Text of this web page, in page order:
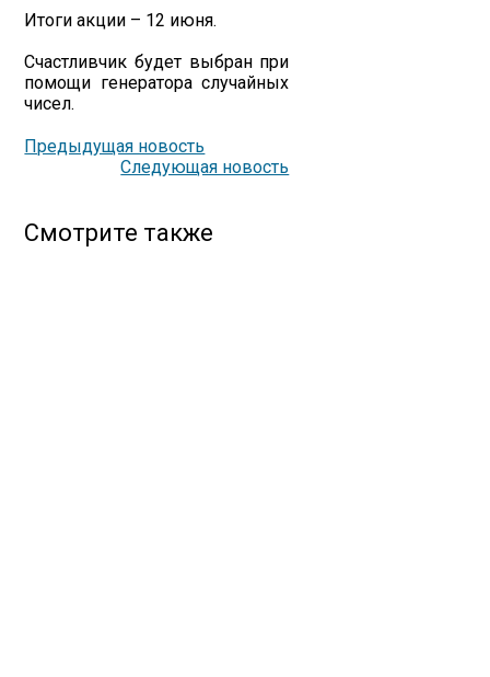
Итоги акции – 12 июня.
Счастливчик будет выбран при
помощи генератора случайных
чисел.
Предыдущая новость
Следующая новость
Смотрите также